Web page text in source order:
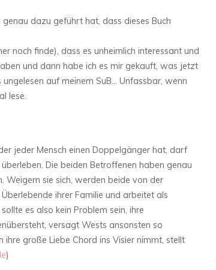
dazu geführt hat, dass dieses Buch
noch finde), dass es unheimlich interessant und
und dann habe ich es mir gekauft, was jetzt
auf meinem SuB… Unfassbar, wenn
lese.
jeder Mensch einen Doppelgänger hat, darf
Die beiden Betroffenen haben genau
Weigern sie sich, werden beide von der
ihrer Familie und arbeitet als
es also kein Problem sein, ihre
versagt Wests ansonsten so
ihre große Liebe Chord ins Visier nimmt, stellt
)